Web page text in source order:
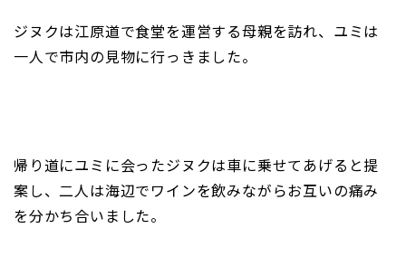
ジヌクは江原道で食堂を運営する母親を訪れ、ユミは
一人で市内の見物に行っきました。
帰り道にユミに会ったジヌクは車に乗せてあげると提
案し、二人は海辺でワインを飲みながらお互いの痛み
を分かち合いました。